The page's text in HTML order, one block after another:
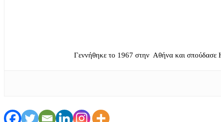
Γεννήθηκε το 1967 στην Αθήνα και σπούδασε